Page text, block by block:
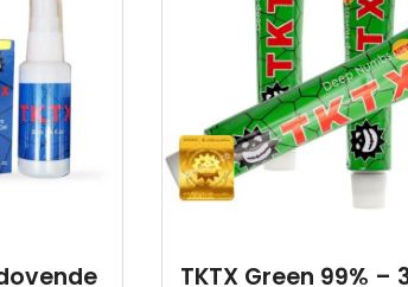
TKTX Green 99% –